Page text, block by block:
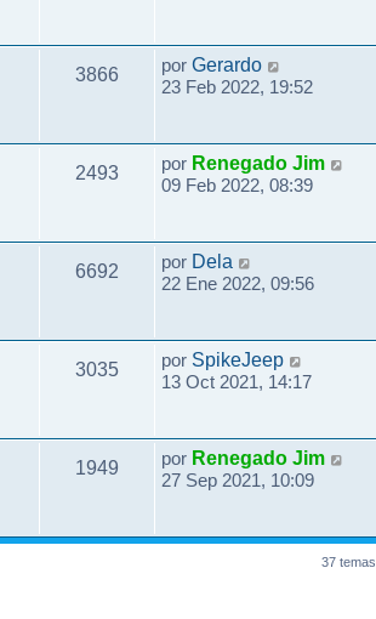
3866 por Gerardo
23 Feb 2022, 19:52
2493 por Renegado Jim
09 Feb 2022, 08:39
6692 por Dela
22 Ene 2022, 09:56
3035 por SpikeJeep
13 Oct 2021, 14:17
1949 por Renegado Jim
27 Sep 2021, 10:09
37 temas